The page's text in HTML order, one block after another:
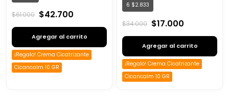
$61.000 $42.700
Agregar al carrito
¡Regalo! Crema Cicatrizante
Cicancalm 10 GR
6 $2.833
$34.000 $17.000
Agregar al carrito
¡Regalo! Crema Cicatrizante
Cicancalm 10 GR